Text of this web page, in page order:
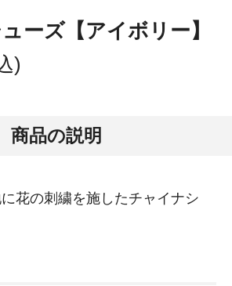
ーズ【アイボリー】
)
商品の説明
花の刺繍を施したチャイナシ